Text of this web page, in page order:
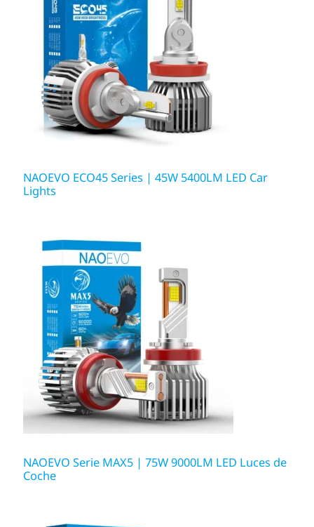
NAOEVO ECO45 Series | 45W 5400LM LED Car
Lights
NAOEVO Serie MAX5 | 75W 9000LM LED Luces de
Coche